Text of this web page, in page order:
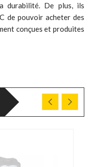
durabilité. De plus, ils
de pouvoir acheter des
conçues et produites